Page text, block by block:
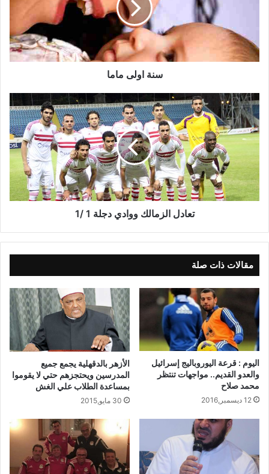
سنة اولى ماما
تعادل الزمالك ووادي دجلة 1 /1
مقالات ذات صلة
اليوم : قرعة اليوروباليج إسرائيل
والعدو القديم.. مواجهات تنتظر
محمد صلاح
12 ديسمبر,2016
الأزهر بالدقهلية يجمع جميع
المدرسين ويحتجزهم حتي لا يقوموا
بمساعدة الطلاب علي الغش
30 مايو,2015